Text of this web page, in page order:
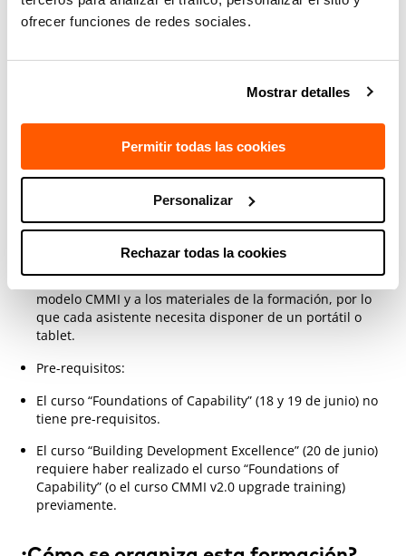
ofrecer funciones de redes sociales.
Mostrar detalles
Permitir todas las cookies
Personalizar
Rechazar todas la cookies
El pre-requisito formativo para ser miembro del equipo
¿Qué necesito para completar con
éxito esta formación?
Participación activa durante las diferentes actividades
Asistencia a todas las sesiones.
Durante la formación es necesario acceder on-line al
modelo CMMI y a los materiales de la formación, por lo
que cada asistente necesita disponer de un portátil o
tablet.
Pre-requisitos:
El curso “Foundations of Capability” (18 y 19 de junio) no
tiene pre-requisitos.
El curso “Building Development Excellence” (20 de junio)
requiere haber realizado el curso “Foundations of
Capability” (o el curso CMMI v2.0 upgrade training)
previamente.